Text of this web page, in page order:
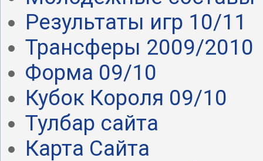
Результаты игр 10/11
Трансферы 2009/2010
Форма 09/10
Кубок Короля 09/10
Тулбар сайта
Карта Сайта